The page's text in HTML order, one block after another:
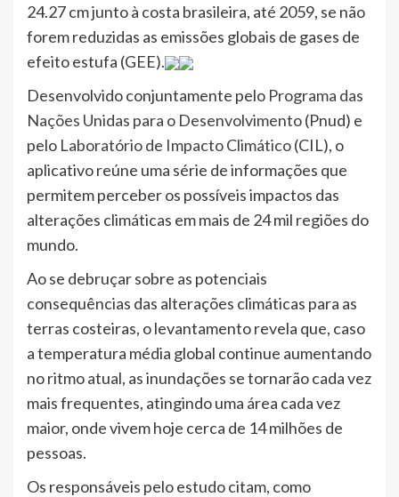
24.27 cm junto à costa brasileira, até 2059, se não
forem reduzidas as emissões globais de gases de
efeito estufa (GEE).
Desenvolvido conjuntamente pelo Programa das
Nações Unidas para o Desenvolvimento(Pnud) e
pelo Laboratório de Impacto Climático(CIL), o
aplicativo reúne uma série de informações que
permitem perceber os possíveis impactos das
alterações climáticas em mais de 24 mil regiões do
mundo.
Ao se debruçar sobre as potenciais
consequências das alterações climáticas para as
terras costeiras, o levantamento revela que, caso
a temperatura média global continue aumentando
no ritmo atual, as inundações se tornarão cada vez
mais frequentes, atingindo uma área cada vez
maior, onde vivem hoje cerca de 14 milhões de
pessoas.
Os responsáveis pelo estudo citam, como